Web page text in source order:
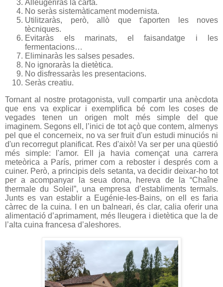
Alleugeriràs la carta.
No seràs sistemàticament modernista.
Utilitzaràs, però, allò que t'aporten les noves
tècniques.
Evitaràs els marinats, el faisandatge i les
fermentacions…
Eliminaràs les salses pesades.
No ignoraràs la dietètica.
No disfressaràs les presentacions.
Seràs creatiu.
Tornant al nostre protagonista, vull compartir una anècdota
que ens va explicar i exemplifica bé com les coses de
vegades tenen un origen molt més simple del que
imaginem. Segons ell, l’inici de tot açò que contem, almenys
pel que el concerneix, no va ser fruit d'un estudi minuciós ni
d'un recorregut planificat. Res d'això! Va ser per una qüestió
més simple: l'amor. Ell ja havia començat una carrera
meteòrica a París, primer com a reboster i després com a
cuiner. Però, a principis dels setanta, va decidir deixar-ho tot
per a acompanyar la seua dona, hereva de la “Chaîne
thermale du Soleil”, una empresa d’establiments termals.
Junts es van establir a Eugénie-les-Bains, on ell es faria
càrrec de la cuina. I en un balneari, és clar, calia oferir una
alimentació d’aprimament, més lleugera i dietètica que la de
l’alta cuina francesa d’aleshores.